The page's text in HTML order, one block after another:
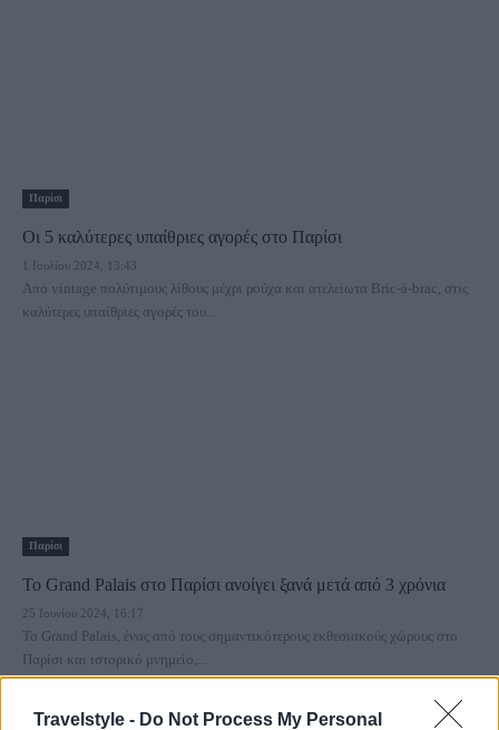
Travelstyle - Do Not Process My Personal
Παρίσι
Οι 5 καλύτερες υπαίθριες αγορές στο Παρίσι
1 Ιουλίου 2024, 13:43
Από vintage πολύτιμους λίθους μέχρι ρούχα και ατελείωτα Bric-à-brac, στις
καλύτερες υπαίθριες αγορές του...
Παρίσι
Το Grand Palais στο Παρίσι ανοίγει ξανά μετά από 3 χρόνια
25 Ιουνίου 2024, 16:17
Το Grand Palais, ένας από τους σημαντικότερους εκθεσιακούς χώρους στο
Παρίσι και ιστορικό μνημείο,...